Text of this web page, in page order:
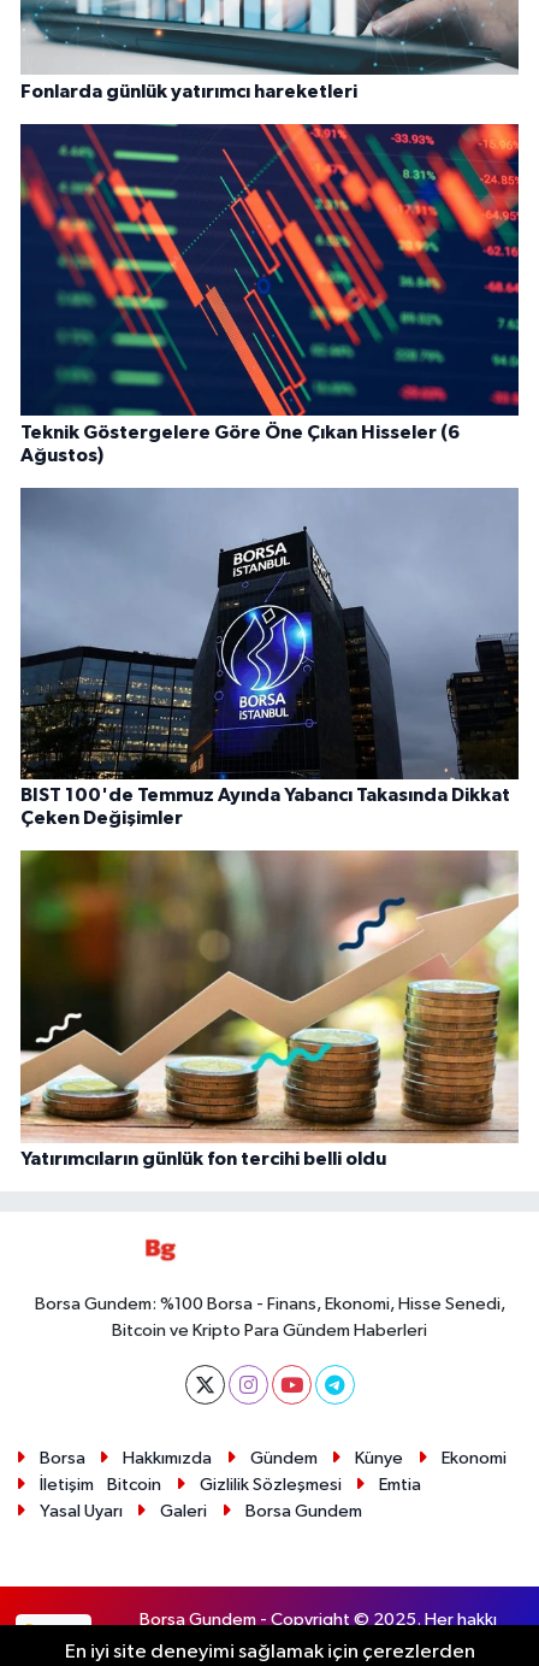
Fonlarda günlük yatırımcı hareketleri
Teknik Göstergelere Göre Öne Çıkan Hisseler (6
Ağustos)
BIST 100'de Temmuz Ayında Yabancı Takasında Dikkat
Çeken Değişimler
Yatırımcıların günlük fon tercihi belli oldu
Borsa Gundem: %100 Borsa - Finans, Ekonomi, Hisse Senedi,
Bitcoin ve Kripto Para Gündem Haberleri
Borsa Hakkımızda Gündem Künye
Ekonomi
İletişim
Bitcoin Gizlilik Sözleşmesi
Emtia
Yasal Uyarı
Galeri Borsa Gundem
Borsa Gundem - Copyright © 2025. Her hakkı
saklıdır.
En iyi site deneyimi sağlamak için çerezlerden